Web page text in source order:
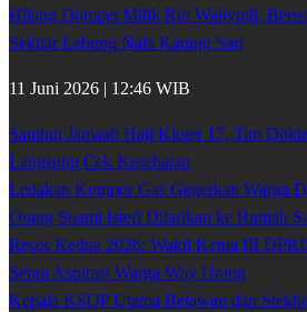
Hilang Dompet Milik Rio Wahyudi,
Sekitar Lebung Nala Karang Sari
11 Juni 2026 | 12:46 WIB
Sambut Jamaah Haji Kloter 17, Tim
Langsung Cek Kesehatan
Ledakan Kompor Gas Gegerkan Warga
Orang Suami Isteri Dilarikan ke Rumah
Reses Kedua 2026: Wakil Ketua III
Serap Aspirasi Warga Way Urang
Kepala KSOP Utama Belawan dan